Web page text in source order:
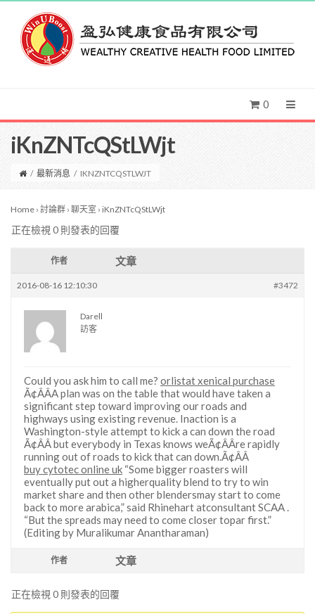
0
iKnZNTcQStLWjt
/ 最新消息 / IKNZNTCQSTLWJT
Home › 討論群 › 聊天室 › iKnZNTcQStLWjt
正在檢視 0 則發表的回覆
作者 文章
2016-08-16 12:10:30 #3472
Darell
訪客
Could you ask him to call me? orlistat xenical purchase
Ã¢ÂÂA plan was on the table that would have taken a
significant step toward improving our roads and
highways using existing revenue. Inaction is a
Washington-style attempt to kick a can down the road
Ã¢ÂÂ but everybody in Texas knows weÃ¢ÂÂre rapidly
running out of roads to kick that can down.Ã¢ÂÂ
buy cytotec online uk “Some bigger roasters will
eventually put out a higherquality blend to try to win
market share and then other blendersmay start to come
back to more arabica,” said Rhinehart atconsultant SCAA .
“But the spreads may need to come closer topar first.”
(Editing by Muralikumar Anantharaman)
作者 文章
正在檢視 0 則發表的回覆